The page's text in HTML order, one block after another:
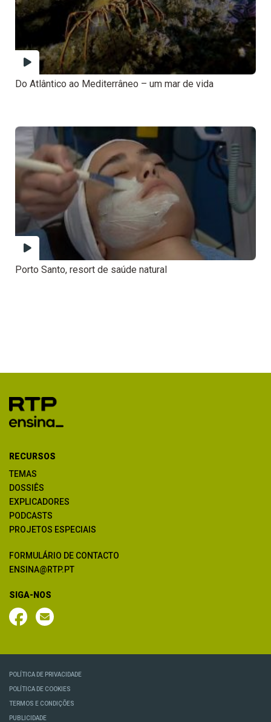
Do Atlântico ao Mediterrâneo – um mar de vida
Porto Santo, resort de saúde natural
RECURSOS
TEMAS
DOSSIÊS
EXPLICADORES
PODCASTS
PROJETOS ESPECIAIS
FORMULÁRIO DE CONTACTO
ENSINA@RTP.PT
SIGA-NOS
POLÍTICA DE PRIVACIDADE
POLÍTICA DE COOKIES
TERMOS E CONDIÇÕES
PUBLICIDADE